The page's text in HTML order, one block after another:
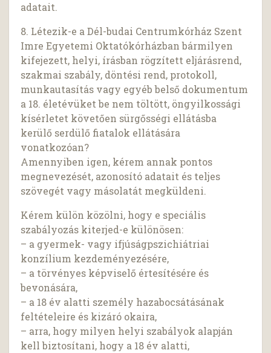
adatait.
8. Létezik-e a Dél-budai Centrumkórház Szent
Imre Egyetemi Oktatókórházban bármilyen
kifejezett, helyi, írásban rögzített eljárásrend,
szakmai szabály, döntési rend, protokoll,
munkautasítás vagy egyéb belső dokumentum
a 18. életévüket be nem töltött, öngyilkossági
kísérletet követően sürgősségi ellátásba
kerülő serdülő fiatalok ellátására
vonatkozóan?
Amennyiben igen, kérem annak pontos
megnevezését, azonosító adatait és teljes
szövegét vagy másolatát megküldeni.
Kérem külön közölni, hogy e speciális
szabályozás kiterjed-e különösen:
– a gyermek- vagy ifjúságpszichiátriai
konzílium kezdeményezésére,
– a törvényes képviselő értesítésére és
bevonására,
– a 18 év alatti személy hazabocsátásának
feltételeire és kizáró okaira,
– arra, hogy milyen helyi szabályok alapján
kell biztosítani, hogy a 18 év alatti,